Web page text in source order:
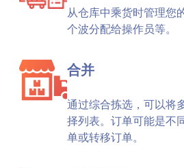
从仓库中乘货时管理您
个波分配给操作员等。
合并
通过综合拣选，可以将
择列表。订单可能是不
单或转移订单。